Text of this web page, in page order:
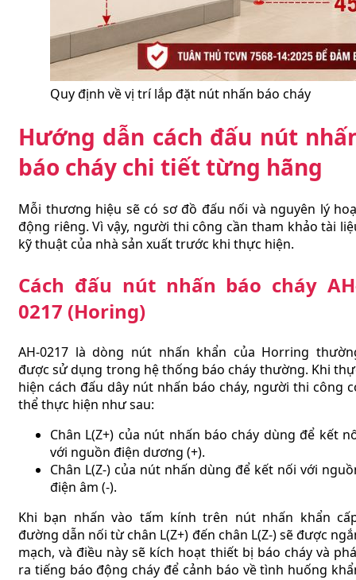
Quy định về vị trí lắp đặt nút nhấn báo cháy
Hướng dẫn cách đấu nút
báo cháy chi tiết từng hãng
Mỗi thương hiệu sẽ có sơ đồ đấu nối và nguyên lý
động riêng. Vì vậy, người thi công cần tham khảo tài
kỹ thuật của nhà sản xuất trước khi thực hiện.
Cách đấu nút nhấn báo cháy
0217 (Horing)
AH-0217 là dòng nút nhấn khẩn của Horring
được sử dụng trong hệ thống báo cháy thường. Khi
hiện cách đấu dây nút nhấn báo cháy, người thi công
thể thực hiện như sau:
Chân L(Z+) của nút nhấn báo cháy dùng để kết
với nguồn điện dương (+).
Chân L(Z-) của nút nhấn dùng để kết nối với
điện âm (-).
Khi bạn nhấn vào tấm kính trên nút nhấn khẩn
đường dẫn nối từ chân L(Z+) đến chân L(Z-) sẽ được
mạch, và điều này sẽ kích hoạt thiết bị báo cháy và
ra tiếng báo động cháy để cảnh báo về tình huống